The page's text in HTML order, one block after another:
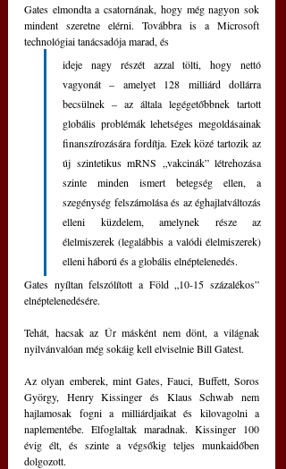
Gates elmondta a csatornának, hogy még nagyon sok
mindent szeretne elérni. Továbbra is a Microsoft
technológiai tanácsadója marad, és
ideje nagy részét azzal tölti, hogy nettó
vagyonát – amelyet 128 milliárd dollárra
becsülnek – az általa legégetőbbnek tartott
globális problémák lehetséges megoldásainak
finanszírozására fordítja. Ezek közé tartozik az
új szintetikus mRNS „vakcinák” létrehozása
szinte minden ismert betegség ellen, a
szegénység felszámolása és az éghajlatváltozás
elleni küzdelem, amelynek része az
élelmiszerek (legalábbis a valódi élelmiszerek)
elleni háború és a globális elnéptelenedés.
Gates nyíltan felszólított a Föld „10-15 százalékos”
elnéptelenedésére.
Tehát, hacsak az Úr másként nem dönt, a világnak
nyilvánvalóan még sokáig kell elviselnie Bill Gatest.
Az olyan emberek, mint Gates, Fauci, Buffett, Soros
György, Henry Kissinger és Klaus Schwab nem
hajlamosak fogni a milliárdjaikat és kilovagolni a
naplementébe. Elfoglaltak maradnak. Kissinger 100
évig élt, és szinte a végsőkig teljes munkaidőben
dolgozott.